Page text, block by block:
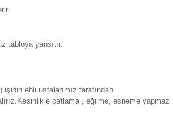
tabloya yansıtır.
ehli ustalarımız tarafından
çatlama , eğilme, esneme yapmaz